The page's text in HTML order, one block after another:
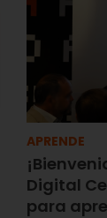
APRENDE
Digital
para